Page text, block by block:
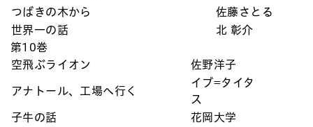
つばきの木から
佐藤さとる
世界一の話
北 彰介
第10巻
空飛ぶライオン
佐野洋子
アナトール、工場へ行く
イブ=タイタ
ス
子牛の話
花岡大学